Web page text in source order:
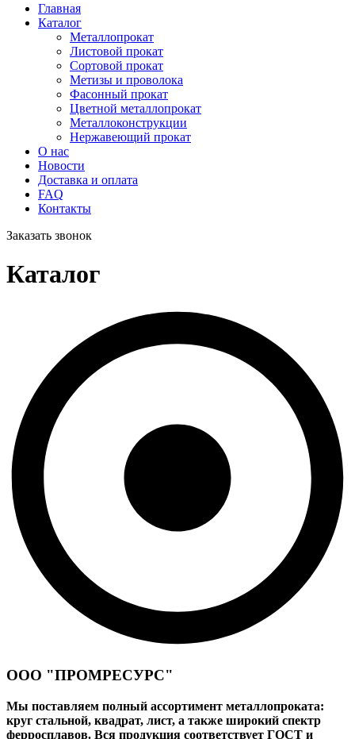
Главная
Каталог
Металлопрокат
Листовой прокат
Сортовой прокат
Метизы и проволока
Фасонный прокат
Цветной металлопрокат
Металлоконструкции
Нержавеющий прокат
О нас
Новости
Доставка и оплата
FAQ
Контакты
Заказать звонок
Каталог
ООО "ПРОМРЕСУРС"
Мы поставляем полный ассортимент металлопроката:
круг стальной, квадрат, лист, а также широкий спектр
ферросплавов. Вся продукция соответствует ГОСТ и